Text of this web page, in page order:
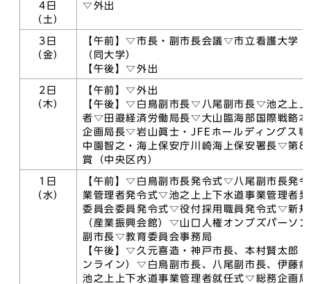
4日
（土）
▽外出
3日
（金）
【午前】▽市長・副市長会議▽市立看護大学
（同大学）
【午後】▽外出
2日
（木）
【午前】▽外出
【午後】▽白鳥副市長▽八尾副市長▽池之上上
者▽田邉経済労働局長▽大山臨海部国際戦略
企画局長▽岩山眞士・JFEホールディングス
中園智之・海上保安庁川崎海上保安署長▽第
賞（中央区内）
1日
（水）
【午前】▽白鳥副市長発令式▽八尾副市長発
業管理者発令式▽池之上上下水道事業管理者
委員会委員発令式▽役付採用職員発令式▽新規
（産業振興会館）▽山口人権オンブズパーソ
副市長▽教育委員会事務局
【午後】▽久元喜造・神戸市長、本村賢太郎
ンライン）▽白鳥副市長、八尾副市長、伊藤
池之上上下水道事業管理者就任式▽総務企画